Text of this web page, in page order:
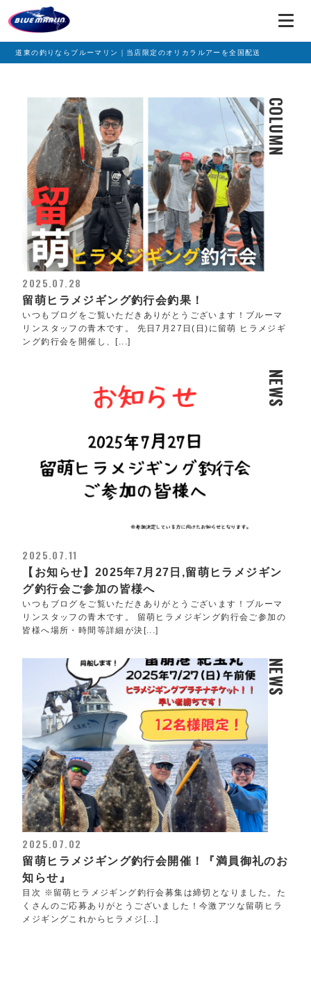
道東の釣りならブルーマリン｜当店限定のオリカラルアーを全国配送
COLUMN
2025.07.28
留萌ヒラメジギング釣行会釣果！
いつもブログをご覧いただきありがとうございます！ブルーマ
リンスタッフの青木です。 先日7月27日(日)に留萌 ヒラメジギ
ング釣行会を開催し、[...]
NEWS
2025.07.11
【お知らせ】2025年7月27日,留萌ヒラメジギン
グ釣行会ご参加の皆様へ
いつもブログをご覧いただきありがとうございます！ブルーマ
リンスタッフの青木です。 留萌ヒラメジギング釣行会ご参加の
皆様へ場所・時間等詳細が決[...]
NEWS
2025.07.02
留萌ヒラメジギング釣行会開催！『満員御礼のお
知らせ』
目次 ※留萌ヒラメジギング釣行会募集は締切となりました。た
くさんのご応募ありがとうございました！今激アツな留萌ヒラ
メジギングこれからヒラメジ[...]